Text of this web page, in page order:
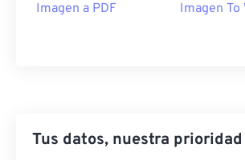
Imagen a PDF Imagen To
Tus datos, nuestra prioridad